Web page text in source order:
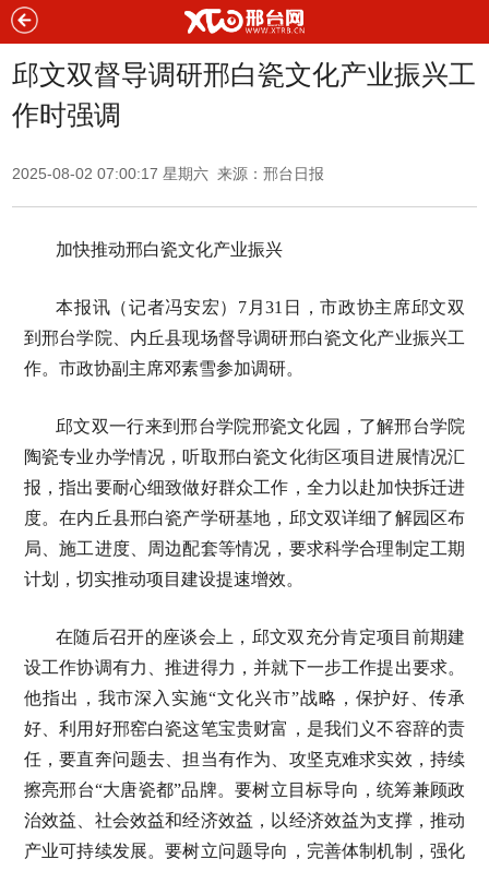
邱文双督导调研邢白瓷文化产业振兴工
作时强调
2025-08-02 07:00:17 星期六 来源：邢台日报
加快推动邢白瓷文化产业振兴
本报讯（记者冯安宏）7月31日，市政协主席邱文双
到邢台学院、内丘县现场督导调研邢白瓷文化产业振兴工
作。市政协副主席邓素雪参加调研。
邱文双一行来到邢台学院邢瓷文化园，了解邢台学院
陶瓷专业办学情况，听取邢白瓷文化街区项目进展情况汇
报，指出要耐心细致做好群众工作，全力以赴加快拆迁进
度。在内丘县邢白瓷产学研基地，邱文双详细了解园区布
局、施工进度、周边配套等情况，要求科学合理制定工期
计划，切实推动项目建设提速增效。
在随后召开的座谈会上，邱文双充分肯定项目前期建
设工作协调有力、推进得力，并就下一步工作提出要求。
他指出，我市深入实施“文化兴市”战略，保护好、传承
好、利用好邢窑白瓷这笔宝贵财富，是我们义不容辞的责
任，要直奔问题去、担当有作为、攻坚克难求实效，持续
擦亮邢台“大唐瓷都”品牌。要树立目标导向，统筹兼顾政
治效益、社会效益和经济效益，以经济效益为支撑，推动
产业可持续发展。要树立问题导向，完善体制机制，强化